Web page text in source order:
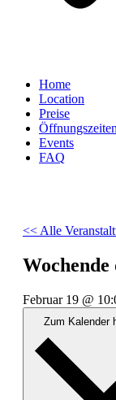
Home
Location
Preise
Öffnungszeiten
Events
FAQ
<< Alle
Wochende
Februar 19 @